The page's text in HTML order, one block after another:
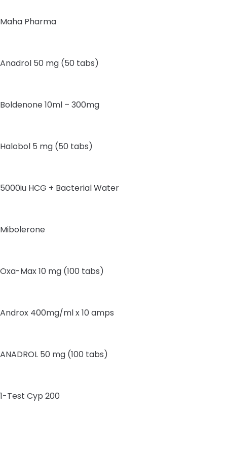
Maha Pharma
Anadrol 50 mg (50 tabs)
Boldenone 10ml – 300mg
Halobol 5 mg (50 tabs)
5000iu HCG + Bacterial Water
Mibolerone
Oxa-Max 10 mg (100 tabs)
Androx 400mg/ml x 10 amps
ANADROL 50 mg (100 tabs)
1-Test Cyp 200